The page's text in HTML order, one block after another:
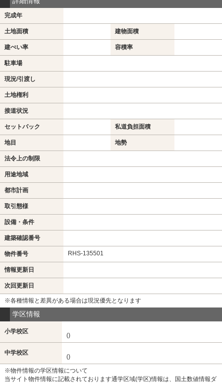
完成年
土地面積 建物面積
建ぺい率 容積率
駐車場
現況/引渡し
土地権利
接道状況
セットバック 私道負担面積
地目 地勢
法令上の制限
用途地域
都市計画
取引態様
設備・条件
建築確認番号
物件番号 RHS-135501
情報更新日
次回更新日
※各種情報と差異がある場合は現況優先となります
学区情報
小学校区
()
中学校区
()
※物件情報の学区情報について
当サイト物件情報に記載されております通学区域(学区)情報は、国土数値情報ダ